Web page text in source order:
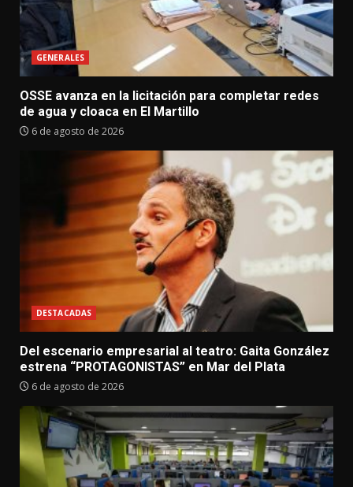
GENERALES
OSSE avanza en la licitación para completar redes
de agua y cloaca en El Martillo
6 de agosto de 2026
DESTACADAS
Del escenario empresarial al teatro: Gaita González
estrena “PROTAGONISTAS” en Mar del Plata
6 de agosto de 2026